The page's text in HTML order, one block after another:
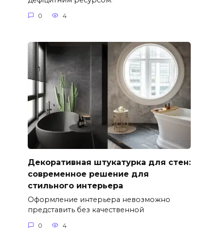
0 4
Декоративная штукатурка для стен:
современное решение для
стильного интерьера
Оформление интерьера невозможно
представить без качественной
0 4